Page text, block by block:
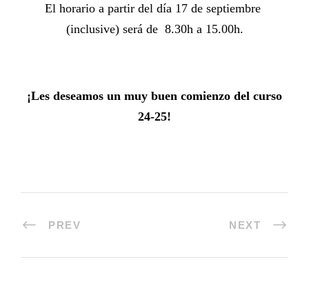
El horario a partir del día 17 de septiembre
(inclusive) será de 8.30h a 15.00h.
¡Les deseamos un muy buen comienzo del curso
24-25!
PREV NEXT